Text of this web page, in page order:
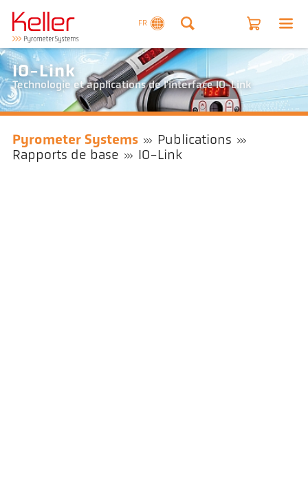
FR
IO-Link
Technologie et applications de l'interface IO-Link
Pyrometer Systems
Publications
Rapports de base
IO-Link